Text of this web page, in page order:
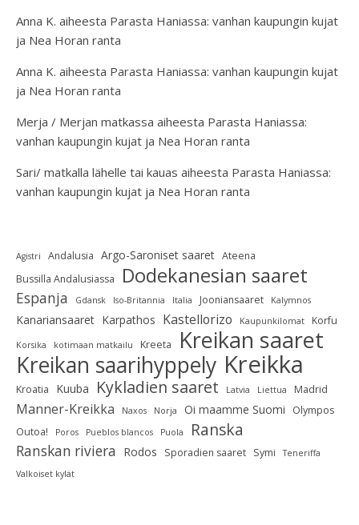
Anna K. aiheesta Parasta Haniassa: vanhan kaupungin kujat
ja Nea Horan ranta
Anna K. aiheesta Parasta Haniassa: vanhan kaupungin kujat
ja Nea Horan ranta
Merja / Merjan matkassa aiheesta Parasta Haniassa:
vanhan kaupungin kujat ja Nea Horan ranta
Sari/ matkalla lähelle tai kauas aiheesta Parasta Haniassa:
vanhan kaupungin kujat ja Nea Horan ranta
Agistri Andalusia Argo-Saroniset saaret Ateena
Bussilla Andalusiassa
Dodekanesian saaret
Espanja Gdansk Iso-Britannia Italia Jooniansaaret Kalymnos
Kanariansaaret Karpathos Kastellorizo Kaupunkilomat Korfu
Korsika kotimaan matkailu Kreeta Kreikan saaret
Kreikan saarihyppely Kreikka
Kroatia Kuuba Kykladien saaret Latvia Liettua Madrid
Manner-Kreikka Naxos Norja Oi maamme Suomi
Olympos
Outoa!
Poros Pueblos blancos Puola Ranska
Ranskan riviera Rodos Sporadien saaret Symi
Teneriffa
Valkoiset kylät